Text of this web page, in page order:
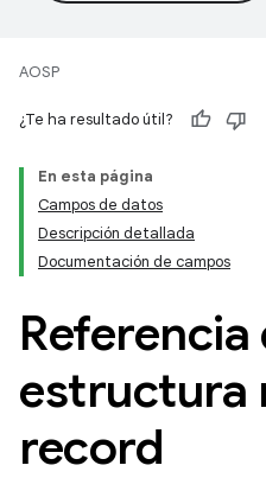
AOSP
¿Te ha resultado útil?
En esta página
Campos de datos
Descripción detallada
Documentación de campos
Referencia
estructura
record